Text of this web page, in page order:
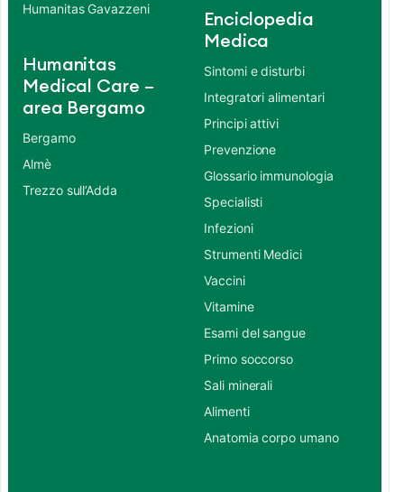
Humanitas Gavazzeni
Humanitas
Medical Care –
area Bergamo
Bergamo
Almè
Trezzo sull’Adda
Enciclopedia
Medica
Sintomi e disturbi
Integratori alimentari
Principi attivi
Prevenzione
Glossario immunologia
Specialisti
Infezioni
Strumenti Medici
Vaccini
Vitamine
Esami del sangue
Primo soccorso
Sali minerali
Alimenti
Anatomia corpo umano